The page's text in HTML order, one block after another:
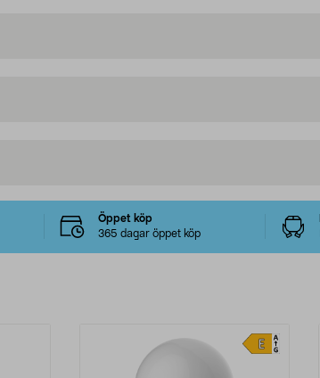
Öppet köp
365 dagar öppet köp